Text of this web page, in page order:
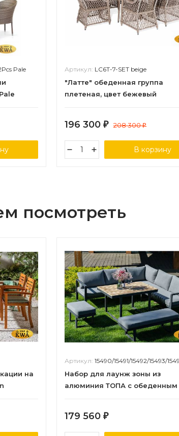
Pale Артикул: LC6T-7-SET beige
"Латте" обеденная группа
плетеная, цвет бежевый
196 300 ₽ 208 300₽
В корзину
посмотреть
на
Артикул: 15490/15491/15492/15493/
Набор для лаунж зоны из
алюминия ТОПА с обеденным
179 560 ₽